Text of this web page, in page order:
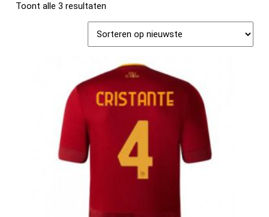
Toont alle 3 resultaten